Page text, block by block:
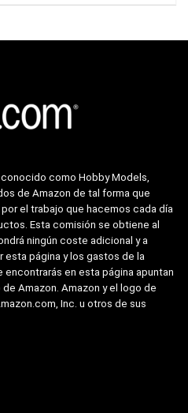
como Hobby Models,
de Amazon de tal forma que
el trabajo que hacemos cada día
Esta comisión se obtiene al
ningún coste adicional y a
esta página y los gastos de la
encontrarás en esta página apuntan
Amazon. Amazon y el logo de
Inc. u otros de sus